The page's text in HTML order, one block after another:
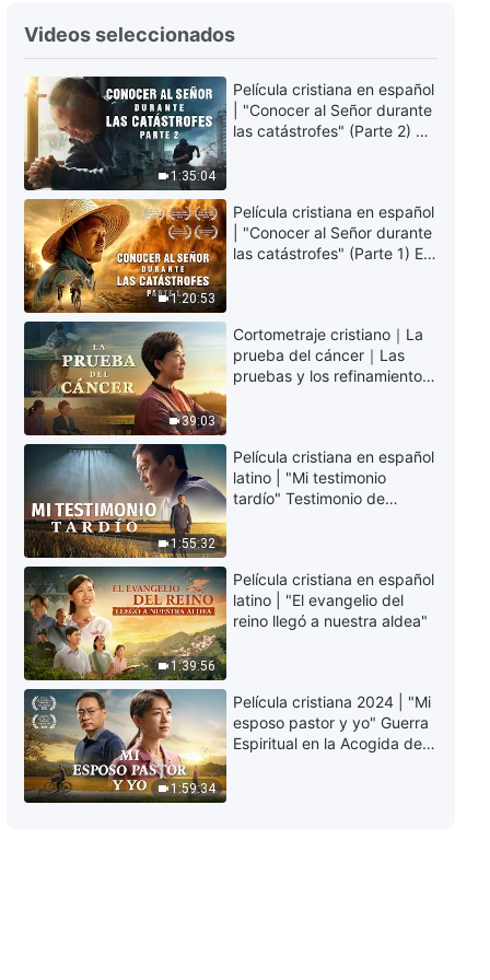
6:14
entrada en la vida | Fragmento
504
4:42
Palabras diarias de Dios: La
entrada en la vida | Fragmento
505
7:45
Palabras diarias de Dios: La
entrada en la vida | Fragmento
506
4:25
Palabras diarias de Dios: La
entrada en la vida | Fragmento
507
5:05
Palabras diarias de Dios: La
entrada en la vida | Fragmento
508
5:25
Palabras diarias de Dios: La
entrada en la vida | Fragmento
509
8:47
Palabras diarias de Dios: La
entrada en la vida | Fragmento
510
Videos seleccionados
1:35:04
Película cristiana en español
| "Conocer al Señor durante
las catástrofes" (Parte 2) La
1:20:53
Película cristiana en español
| "Conocer al Señor durante
las catástrofes" (Parte 1) El
39:03
Cortometraje cristiano｜La
prueba del cáncer｜Las
pruebas y los refinamientos
1:55:32
Película cristiana en español
latino | "Mi testimonio
tardío" Testimonio de
1:39:56
Película cristiana en español
latino | "El evangelio del
reino llegó a nuestra aldea"
1:59:34
Película cristiana 2024 | "Mi
esposo pastor y yo" Guerra
Espiritual en la Acogida del